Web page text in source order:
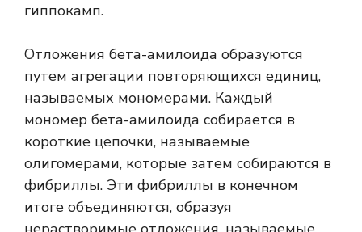
гиппокамп.
Отложения бета-амилоида образуются
путем агрегации повторяющихся единиц,
называемых мономерами. Каждый
мономер бета-амилоида собирается в
короткие цепочки, называемые
олигомерами, которые затем собираются в
фибриллы. Эти фибриллы в конечном
итоге объединяются, образуя